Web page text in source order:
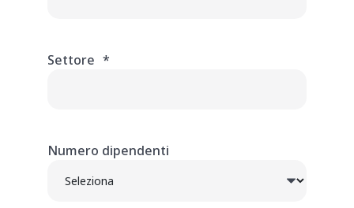
Settore *
Numero dipendenti